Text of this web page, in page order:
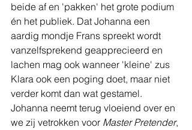
beide af en 'pakken' het grote podium
én het publiek. Dat Johanna een
aardig mondje Frans spreekt wordt
vanzelfsprekend geapprecieerd en
lachen mag ook wanneer 'kleine' zus
Klara ook een poging doet, maar niet
verder komt dan wat gestamel.
Johanna neemt terug vloeiend over en
we zij vetrokken voor Master Pretender,